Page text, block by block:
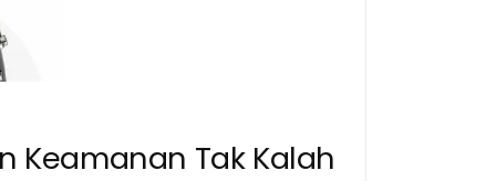
Keamanan Tak Kalah